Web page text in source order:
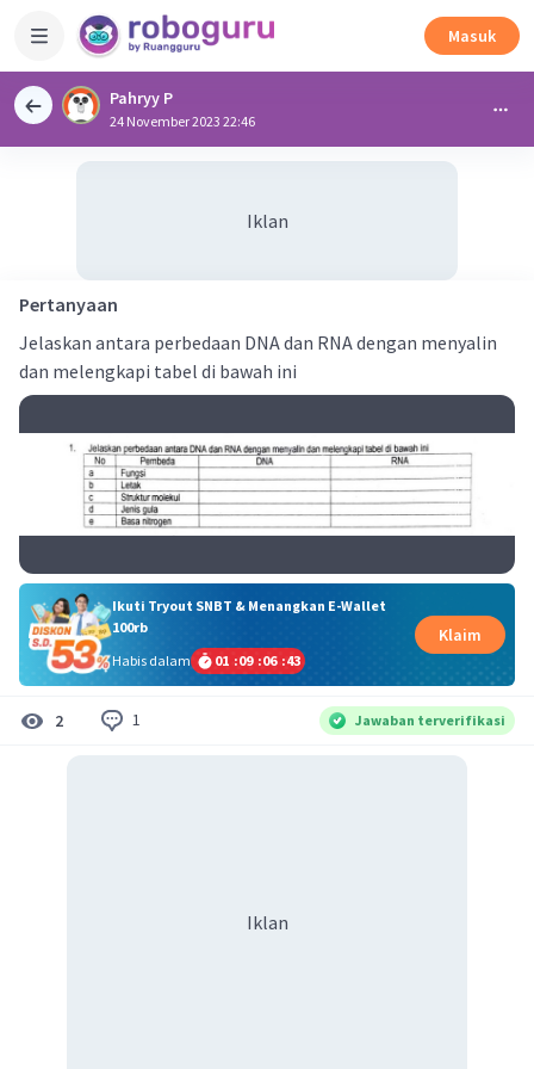
Masuk
Pahryy P
24 November 2023 22:46
Iklan
Pertanyaan
Jelaskan antara perbedaan DNA dan RNA dengan menyalin
dan melengkapi tabel di bawah ini
Ikuti Tryout SNBT & Menangkan E-Wallet
100rb
Habis dalam
01 :09 :06 :42
Klaim
2 1 Jawaban terverifikasi
Iklan